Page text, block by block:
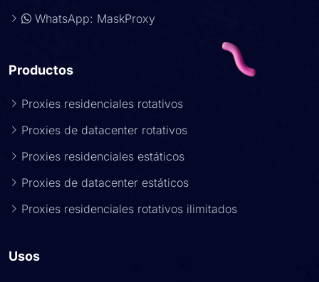
WhatsApp: MaskProxy
Productos
Proxies residenciales rotativos
Proxies de datacenter rotativos
Proxies residenciales estáticos
Proxies de datacenter estáticos
Proxies residenciales rotativos ilimitados
Usos